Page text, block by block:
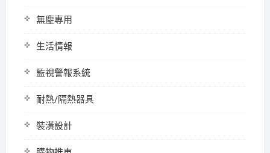
無塵專用
生活情報
監視警報系統
耐熱/隔熱器具
裝潢設計